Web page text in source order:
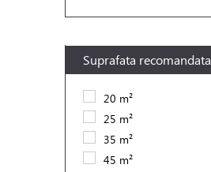
Suprafata recomandata
20 m²
25 m²
35 m²
45 m²